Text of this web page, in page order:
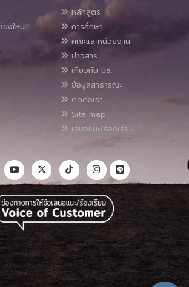
ยงใหม่
หลักสูตร
การศึกษา
คณะและหน่วยงาน
ข่าวสาร
เกี่ยวกับ มช.
ข้อมูลสาธารณะ
ติดต่อเรา
Site map
เสนอแนะ/ร้องเรียน